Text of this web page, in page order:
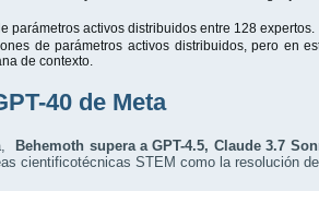
parámetros activos distribuidos entre 128 expertos.
de parámetros activos distribuidos, pero en
de contexto.
40 de Meta
Behemoth supera a GPT-4.5, Claude 3.7
cientificotécnicas STEM como la resolución